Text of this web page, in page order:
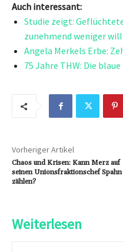
Auch interessant:
Studie zeigt:
zunehmend weniger
Angela Merkels Erbe:
75 Jahre THW: Die
Vorheriger Artikel
Chaos und Krisen: Kann Merz auf
seinen Unionsfraktionschef Spahn
zählen?
Weiterlesen